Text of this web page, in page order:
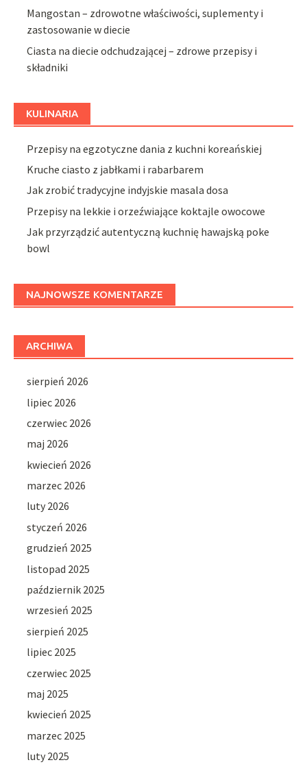
Mangostan – zdrowotne właściwości, suplementy i
zastosowanie w diecie
Ciasta na diecie odchudzającej – zdrowe przepisy i
składniki
KULINARIA
Przepisy na egzotyczne dania z kuchni koreańskiej
Kruche ciasto z jabłkami i rabarbarem
Jak zrobić tradycyjne indyjskie masala dosa
Przepisy na lekkie i orzeźwiające koktajle owocowe
Jak przyrządzić autentyczną kuchnię hawajską poke
bowl
NAJNOWSZE KOMENTARZE
ARCHIWA
sierpień 2026
lipiec 2026
czerwiec 2026
maj 2026
kwiecień 2026
marzec 2026
luty 2026
styczeń 2026
grudzień 2025
listopad 2025
październik 2025
wrzesień 2025
sierpień 2025
lipiec 2025
czerwiec 2025
maj 2025
kwiecień 2025
marzec 2025
luty 2025